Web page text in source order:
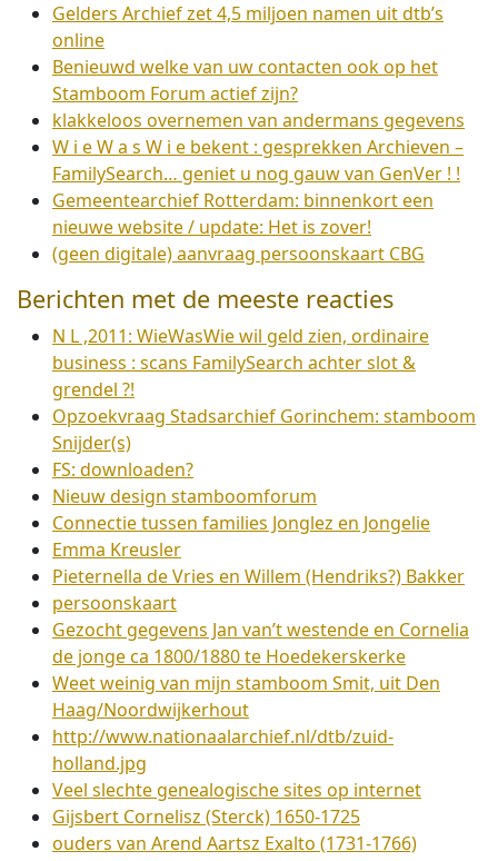
Gelders Archief zet 4,5 miljoen namen uit dtb’s
online
Benieuwd welke van uw contacten ook op het
Stamboom Forum actief zijn?
klakkeloos overnemen van andermans gegevens
W i e W a s W i e bekent : gesprekken Archieven –
FamilySearch… geniet u nog gauw van GenVer ! !
Gemeentearchief Rotterdam: binnenkort een
nieuwe website / update: Het is zover!
(geen digitale) aanvraag persoonskaart CBG
Berichten met de meeste reacties
N L ,2011: WieWasWie wil geld zien, ordinaire
business : scans FamilySearch achter slot &
grendel ?!
Opzoekvraag Stadsarchief Gorinchem: stamboom
Snijder(s)
FS: downloaden?
Nieuw design stamboomforum
Connectie tussen families Jonglez en Jongelie
Emma Kreusler
Pieternella de Vries en Willem (Hendriks?) Bakker
persoonskaart
Gezocht gegevens Jan van’t westende en Cornelia
de jonge ca 1800/1880 te Hoedekerskerke
Weet weinig van mijn stamboom Smit, uit Den
Haag/Noordwijkerhout
http://www.nationaalarchief.nl/dtb/zuid-
holland.jpg
Veel slechte genealogische sites op internet
Gijsbert Cornelisz (Sterck) 1650-1725
ouders van Arend Aartsz Exalto (1731-1766)